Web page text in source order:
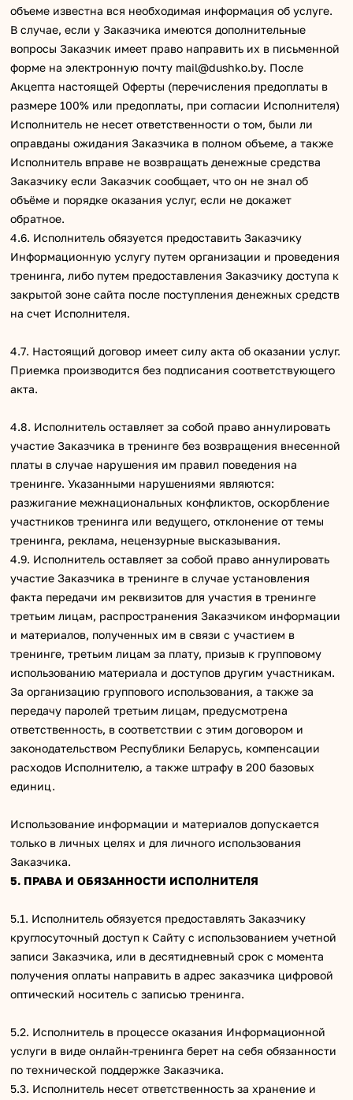
объеме известна вся необходимая информация об услуге.
В случае, если у Заказчика имеются дополнительные
вопросы Заказчик имеет право направить их в письменной
форме на электронную почту mail@dushko.by. После
Акцепта настоящей Оферты (перечисления предоплаты в
размере 100% или предоплаты, при согласии Исполнителя)
Исполнитель не несет ответственности о том, были ли
оправданы ожидания Заказчика в полном объеме, а также
Исполнитель вправе не возвращать денежные средства
Заказчику если Заказчик сообщает, что он не знал об
объёме и порядке оказания услуг, если не докажет
обратное.
4.6. Исполнитель обязуется предоставить Заказчику
Информационную услугу путем организации и проведения
тренинга, либо путем предоставления Заказчику доступа к
закрытой зоне сайта после поступления денежных средств
на счет Исполнителя.
4.7. Настоящий договор имеет силу акта об оказании услуг.
Приемка производится без подписания соответствующего
акта.
4.8. Исполнитель оставляет за собой право аннулировать
участие Заказчика в тренинге без возвращения внесенной
платы в случае нарушения им правил поведения на
тренинге. Указанными нарушениями являются:
разжигание межнациональных конфликтов, оскорбление
участников тренинга или ведущего, отклонение от темы
тренинга, реклама, нецензурные высказывания.
4.9. Исполнитель оставляет за собой право аннулировать
участие Заказчика в тренинге в случае установления
факта передачи им реквизитов для участия в тренинге
третьим лицам, распространения Заказчиком информации
и материалов, полученных им в связи с участием в
тренинге, третьим лицам за плату, призыв к групповому
использованию материала и доступов другим участникам.
За организацию группового использования, а также за
передачу паролей третьим лицам, предусмотрена
ответственность, в соответствии с этим договором и
законодательством Республики Беларусь, компенсации
расходов Исполнителю, а также штрафу в 200 базовых
единиц.
Использование информации и материалов допускается
только в личных целях и для личного использования
Заказчика.
5. ПРАВА И ОБЯЗАННОСТИ ИСПОЛНИТЕЛЯ
5.1. Исполнитель обязуется предоставлять Заказчику
круглосуточный доступ к Сайту с использованием учетной
записи Заказчика, или в десятидневный срок с момента
получения оплаты направить в адрес заказчика цифровой
оптический носитель с записью тренинга.
5.2. Исполнитель в процессе оказания Информационной
услуги в виде онлайн-тренинга берет на себя обязанности
по технической поддержке Заказчика.
5.3. Исполнитель несет ответственность за хранение и